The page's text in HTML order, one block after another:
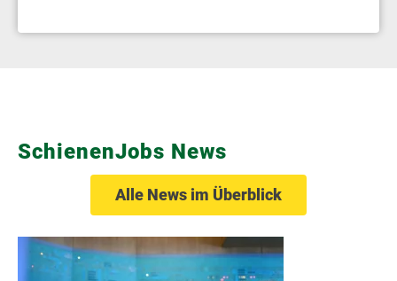
SchienenJobs News
Alle News im Überblick